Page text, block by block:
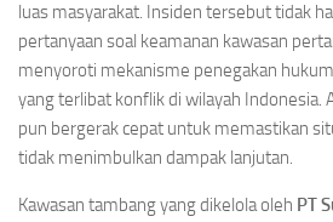
luas masyarakat. Insiden tersebut tidak
pertanyaan soal keamanan kawasan
menyoroti mekanisme penegakan
yang terlibat konflik di wilayah Indonesia.
pun bergerak cepat untuk memastikan
tidak menimbulkan dampak lanjutan.
Kawasan tambang yang dikelola oleh PT